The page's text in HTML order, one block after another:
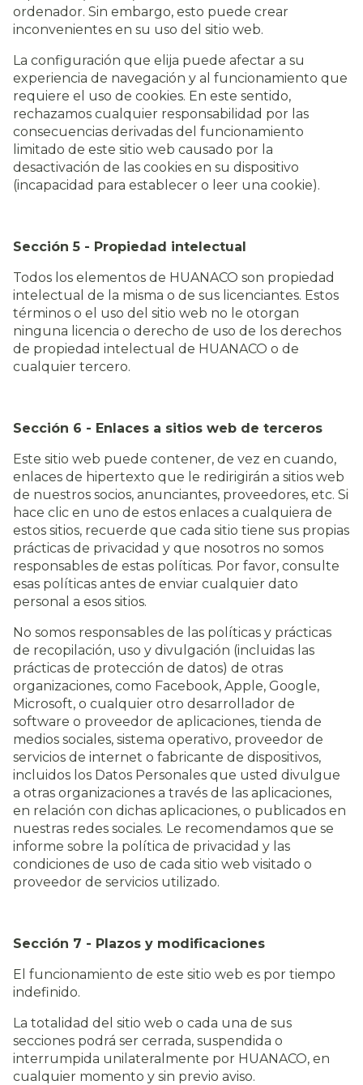
ordenador. Sin embargo, esto puede crear
inconvenientes en su uso del sitio web.
La configuración que elija puede afectar a su
experiencia de navegación y al funcionamiento que
requiere el uso de cookies. En este sentido,
rechazamos cualquier responsabilidad por las
consecuencias derivadas del funcionamiento
limitado de este sitio web causado por la
desactivación de las cookies en su dispositivo
(incapacidad para establecer o leer una cookie).
Sección 5 - Propiedad intelectual
Todos los elementos de HUANACO son propiedad
intelectual de la misma o de sus licenciantes. Estos
términos o el uso del sitio web no le otorgan
ninguna licencia o derecho de uso de los derechos
de propiedad intelectual de HUANACO o de
cualquier tercero.
Sección 6 - Enlaces a sitios web de terceros
Este sitio web puede contener, de vez en cuando,
enlaces de hipertexto que le redirigirán a sitios web
de nuestros socios, anunciantes, proveedores, etc. Si
hace clic en uno de estos enlaces a cualquiera de
estos sitios, recuerde que cada sitio tiene sus propias
prácticas de privacidad y que nosotros no somos
responsables de estas políticas. Por favor, consulte
esas políticas antes de enviar cualquier dato
personal a esos sitios.
No somos responsables de las políticas y prácticas
de recopilación, uso y divulgación (incluidas las
prácticas de protección de datos) de otras
organizaciones, como Facebook, Apple, Google,
Microsoft, o cualquier otro desarrollador de
software o proveedor de aplicaciones, tienda de
medios sociales, sistema operativo, proveedor de
servicios de internet o fabricante de dispositivos,
incluidos los Datos Personales que usted divulgue
a otras organizaciones a través de las aplicaciones,
en relación con dichas aplicaciones, o publicados en
nuestras redes sociales. Le recomendamos que se
informe sobre la política de privacidad y las
condiciones de uso de cada sitio web visitado o
proveedor de servicios utilizado.
Sección 7 - Plazos y modificaciones
El funcionamiento de este sitio web es por tiempo
indefinido.
La totalidad del sitio web o cada una de sus
secciones podrá ser cerrada, suspendida o
interrumpida unilateralmente por HUANACO, en
cualquier momento y sin previo aviso.